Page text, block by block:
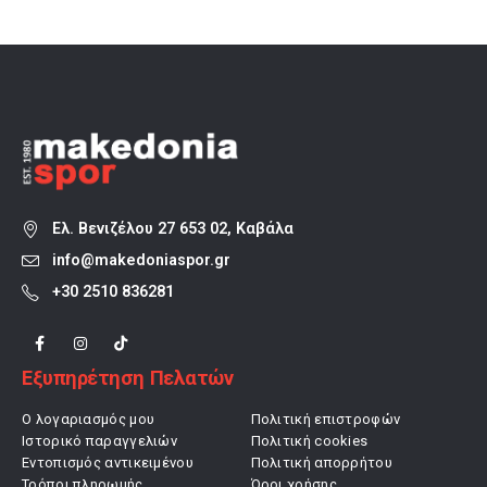
Ελ. Βενιζέλου 27 653 02, Καβάλα
info@makedoniaspor.gr
+30 2510 836281
Εξυπηρέτηση Πελατών
Ο λογαριασμός μου
Ιστορικό παραγγελιών
Εντοπισμός αντικειμένου
Πολιτική επιστροφών
Πολιτική cookies
Πολιτική απορρήτου